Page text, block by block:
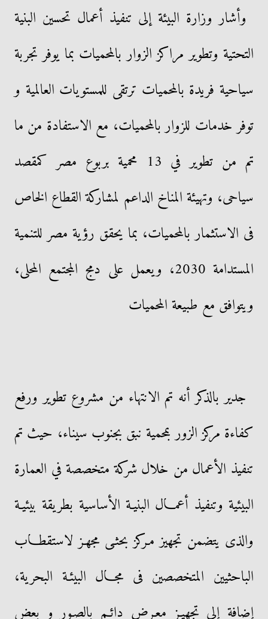
وأشار وزارة البيئة إلى تنفيذ أعمال تحسين البنية
التحتية وتطوير مراكز الزوار بالمحميات بما يوفر تجربة
سياحية فريدة بالمحميات ترتقى للمستويات العالمية و
توفر خدمات للزوار بالمحميات، مع الاستفادة من ما
تم من تطوير في 13 محمية بربوع مصر كمقصد
سياحى، وتهيئة المناخ الداعم لمشاركة القطاع الخاص
فى الاستثمار بالمحميات، بما يحقق رؤية مصر للتنمية
المستدامة 2030، ويعمل على دمج المجتمع المحلى،
ويتوافق مع طبيعة المحميات
جدير بالذكر أنه تم الانتهاء من مشروع تطوير ورفع
كفاءة مركز الزور بمحمية نبق بجنوب سيناء، حيث تم
تنفيذ الأعمال من خلال شركة متخصصة في العمارة
البيئية وتنفيذ أعمـال البنيـة الأساسية بطريقة بيئيـة
والذى يتضمن تجهيز مـركز بحثـى مجهـز لاستقطـاب
الباحثيين المتخصصين فى مجـال البيئـة البحرية،
إضافة إلى تجهيـز معـرض دائـم بالصـور و بعض